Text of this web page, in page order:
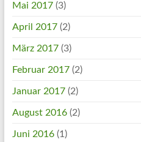
Mai 2017(3)
April 2017(2)
März 2017(3)
Februar 2017(2)
Januar 2017(2)
August 2016(2)
Juni 2016(1)